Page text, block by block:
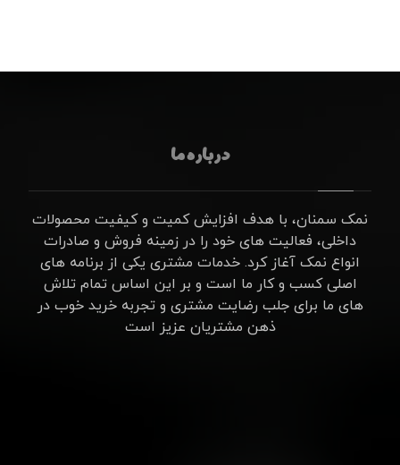
درباره ما
نمک سمنان، با هدف افزایش کمیت و کیفیت محصولات
داخلی، فعالیت های خود را در زمینه فروش و صادرات
انواع نمک آغاز کرد. خدمات مشتری یکی از برنامه های
اصلی کسب و کار ما است و بر این اساس تمام تلاش
های ما برای جلب رضایت مشتری و تجربه خرید خوب در
ذهن مشتریان عزیز است